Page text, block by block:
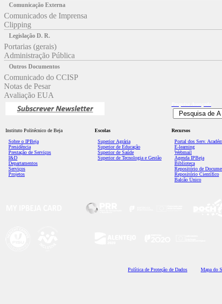
Comunicação Externa
Comunicados de Imprensa
Clipping
Legislação D. R.
Portarias (gerais)
Administração Pública
Outros Documentos
Comunicado do CCISP
Notas de Pesar
Avaliação EUA
Instituto Politécnico de Beja
Sobre o IPBeja
Presidência
Prestação de Serviços
I&D
Departamentos
Serviços
Projetos
Escolas
Superior Agrária
Superior de Educação
Superior de Saúde
Superior de Tecnologia e Gestão
Recursos
Portal dos Serv.
E-learning
Webmail
Agenda IPBeja
Biblioteca
Repositório de
Repositório Científico
Balcão Único
Política de Proteção de Dados Mapa do